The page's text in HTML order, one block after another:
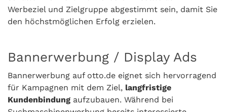
Werbeziel und Zielgruppe abgestimmt sein, damit Sie
den höchstmöglichen Erfolg erzielen.
Bannerwerbung / Display Ads
Bannerwerbung auf otto.de eignet sich hervorragend
für Kampagnen mit dem Ziel, langfristige
Kundenbindung aufzubauen. Während bei